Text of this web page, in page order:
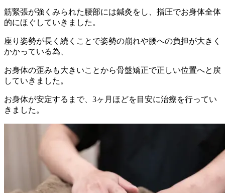
筋緊張が強くみられた腰部には鍼灸をし、指圧でお身体全体
的にほぐしていきました。
座り姿勢が長く続くことで姿勢の崩れや腰への負担が大きく
かかっている為、
お身体の歪みも大きいことから骨盤矯正で正しい位置へと戻
していきました。
お身体が安定するまで、3ヶ月ほどを目安に治療を行ってい
きました。